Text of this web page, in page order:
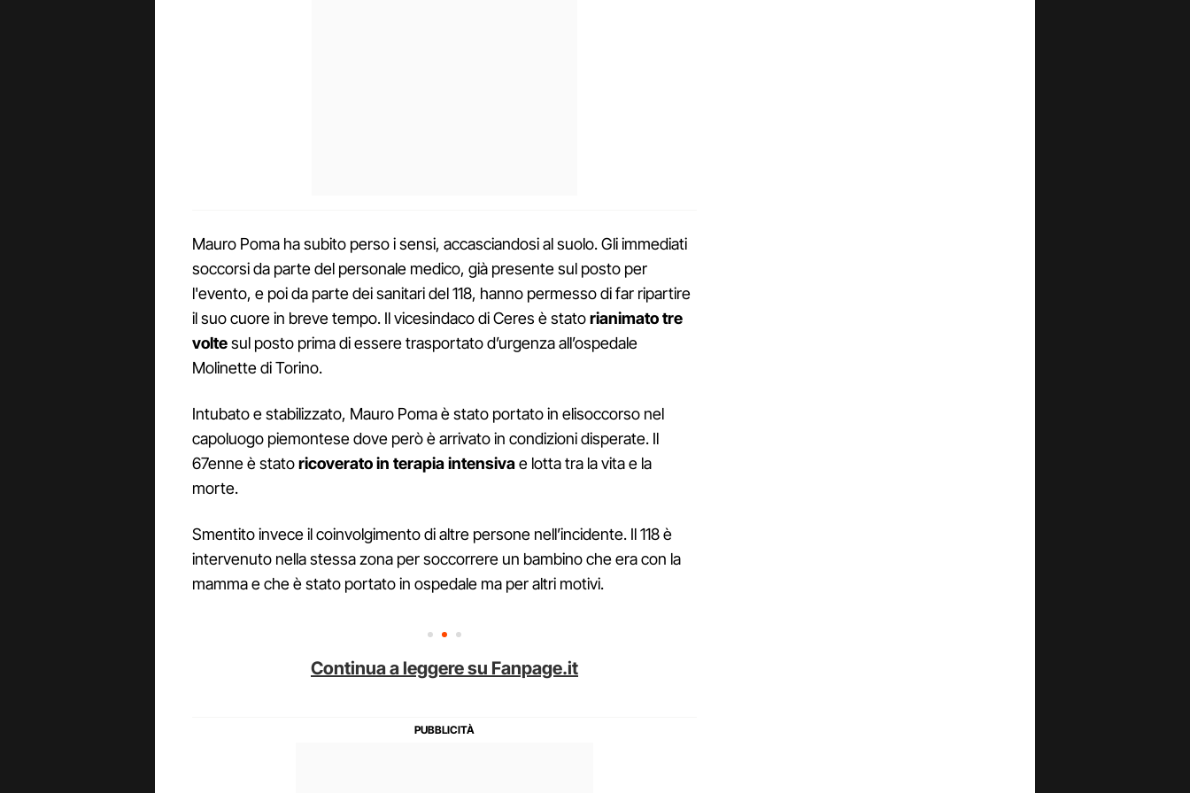
Mauro Poma ha subito perso i sensi, accasciandosi al suolo. Gli immediati
soccorsi da parte del personale medico, già presente sul posto per
l'evento, e poi da parte dei sanitari del 118, hanno permesso di far ripartire
il suo cuore in breve tempo. Il vicesindaco di Ceres è statorianimato tre
voltesul posto prima di essere trasportato d’urgenza all’ospedale
Molinette di Torino.
Intubato e stabilizzato, Mauro Poma è stato portato in elisoccorso nel
capoluogo piemontese dove però è arrivato in condizioni disperate. Il
67enne è statoricoverato in terapia intensivae lotta tra la vita e la
morte.
Smentito invece il coinvolgimento di altre persone nell’incidente. Il 118 è
intervenuto nella stessa zona per soccorrere un bambino che era con la
mamma e che è stato portato in ospedale ma per altri motivi.
Continua a leggere su Fanpage.it